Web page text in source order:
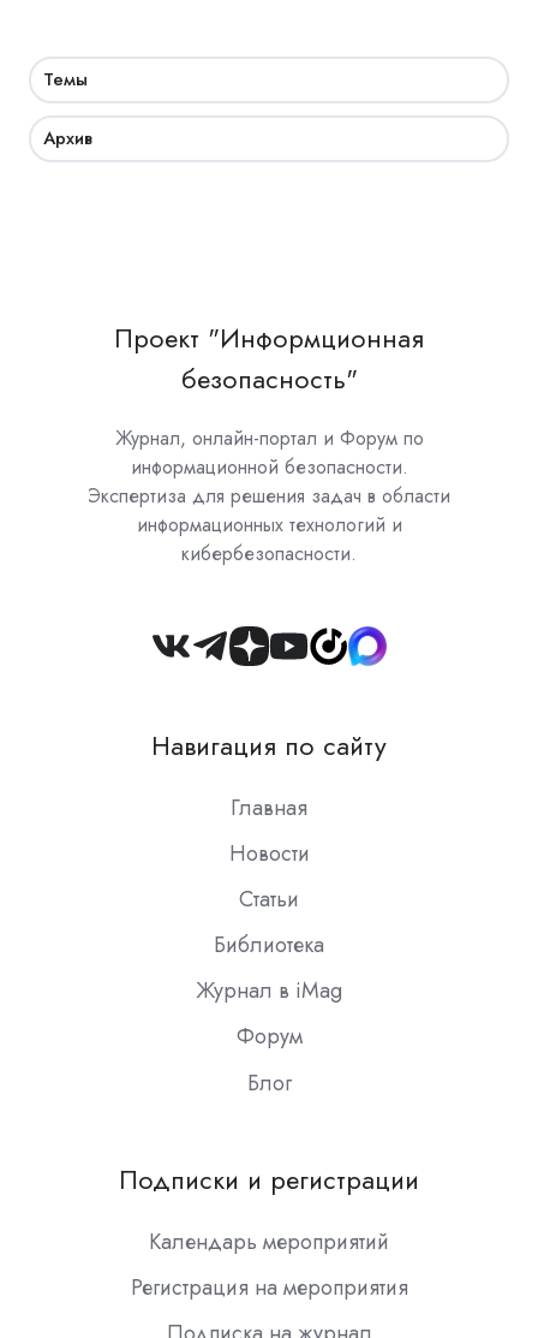
Темы
Архив
Проект "Информционная
безопасность"
Журнал, онлайн-портал и Форум по
информационной безопасности.
Экспертиза для решения задач в области
информационных технологий и
кибербезопасности.
Join
Slack
Навигация по сайту
Главная
Новости
Статьи
Библиотека
Журнал в iMag
Форум
Блог
Подписки и регистрации
Календарь мероприятий
Регистрация на мероприятия